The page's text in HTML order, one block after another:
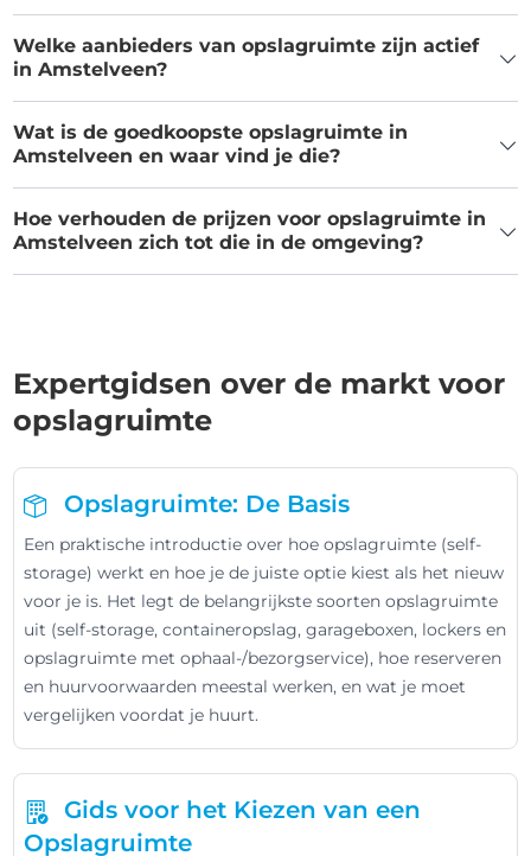
Welke aanbieders van opslagruimte zijn actief
in Amstelveen?
Wat is de goedkoopste opslagruimte in
Amstelveen en waar vind je die?
Hoe verhouden de prijzen voor opslagruimte in
Amstelveen zich tot die in de omgeving?
Expertgidsen over de markt voor
opslagruimte
Opslagruimte: De Basis
Een praktische introductie over hoe opslagruimte (self-
storage) werkt en hoe je de juiste optie kiest als het nieuw
voor je is. Het legt de belangrijkste soorten opslagruimte
uit (self-storage, containeropslag, garageboxen, lockers en
opslagruimte met ophaal-/bezorgservice), hoe reserveren
en huurvoorwaarden meestal werken, en wat je moet
vergelijken voordat je huurt.
Gids voor het Kiezen van een
Opslagruimte